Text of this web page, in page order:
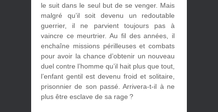
le suit dans le seul but de se venger. Mais
malgré qu’il soit devenu un redoutable
guerrier, il ne parvient toujours pas à
vaincre ce meurtrier. Au fil des années, il
enchaîne missions périlleuses et combats
pour avoir la chance d’obtenir un nouveau
duel contre l’homme qu’il hait plus que tout,
l’enfant gentil est devenu froid et solitaire,
prisonnier de son passé. Arrivera-t-il à ne
plus être esclave de sa rage ?